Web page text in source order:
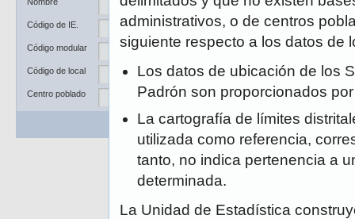
Código de IE.
Código modular
Código de local
Centro poblado
Departamento
Distrito
Buscar Limpiar
administrativos, o de centros
siguiente respecto a los datos de
Los datos de ubicación de los
Padrón son proporcionados
La cartografía de límites
utilizada como referencia,
tanto, no indica pertenencia a
determinada.
La Unidad de Estadística